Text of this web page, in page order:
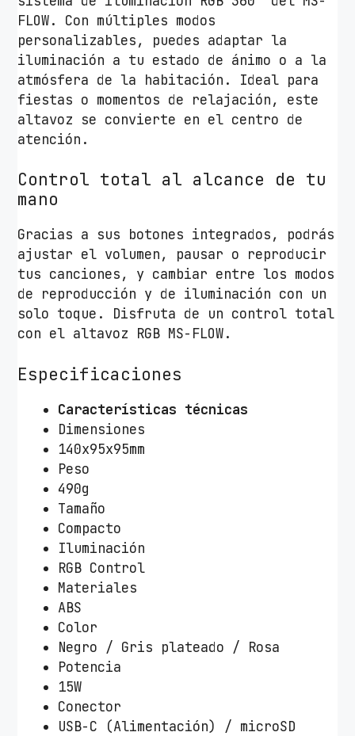
FLOW. Con múltiples modos
personalizables, puedes adaptar la
iluminación a tu estado de ánimo o a la
atmósfera de la habitación. Ideal para
fiestas o momentos de relajación, este
altavoz se convierte en el centro de
atención.
Control total al alcance de tu
mano
Gracias a sus botones integrados, podrás
ajustar el volumen, pausar o reproducir
tus canciones, y cambiar entre los modos
de reproducción y de iluminación con un
solo toque. Disfruta de un control total
con el altavoz RGB MS-FLOW.
Especificaciones
Características técnicas
Dimensiones
140x95x95mm
Peso
490g
Tamaño
Compacto
Iluminación
RGB Control
Materiales
ABS
Color
Negro / Gris plateado / Rosa
Potencia
15W
Conector
USB-C (Alimentación) / microSD